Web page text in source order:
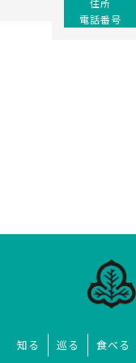
住所
電話番号
知る 巡る 食べる